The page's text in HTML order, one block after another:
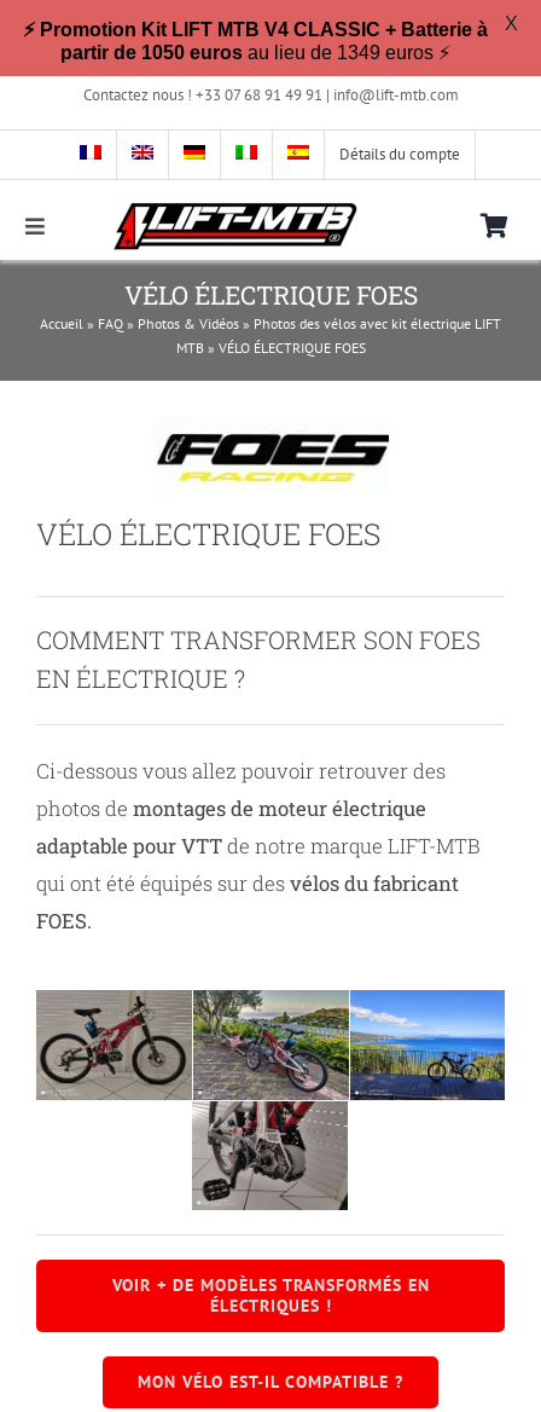
au
Contactez nous ! +33 07 68 91 49 91 | info@lift-mtb.com
Détails du compte
Toggle
Navigation
Compatible avec mon vélo ?
Photos & Vidéos
La boutique
VÉLO ÉLECTRIQUE FOES
Accueil » FAQ » Photos & Vidéos » Photos des vélos avec kit électrique LIFT
MTB» VÉLO ÉLECTRIQUE FOES
VÉLO ÉLECTRIQUE FOES
COMMENT TRANSFORMER SON FOES
EN ÉLECTRIQUE ?
Ci-dessous vous allez pouvoir retrouver des
photos de montages de moteur électrique
adaptable pour VTTde notre marque LIFT-MTB
qui ont été équipés sur desvélos du fabricant
FOES.
VOIR + DE MODÈLES TRANSFORMÉS EN
ÉLECTRIQUES !
MON VÉLO EST-IL COMPATIBLE ?
⚡ Promotion Kit LIFT MTB V4 CLASSIC + Batterie à
partir de 1050 euros au lieu de 1349 euros ⚡
X